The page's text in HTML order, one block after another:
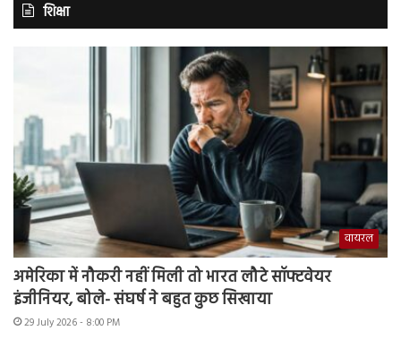
शिक्षा
वायरल
अमेरिका में नौकरी नहीं मिली तो भारत लौटे सॉफ्टवेयर
इंजीनियर, बोले- संघर्ष ने बहुत कुछ सिखाया
29 July 2026 - 8:00 PM